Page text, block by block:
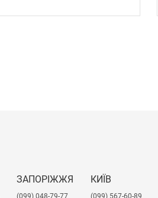
ЗАПОРІЖЖЯ
(099) 048-79-77
КИЇВ
(099) 567-60-89